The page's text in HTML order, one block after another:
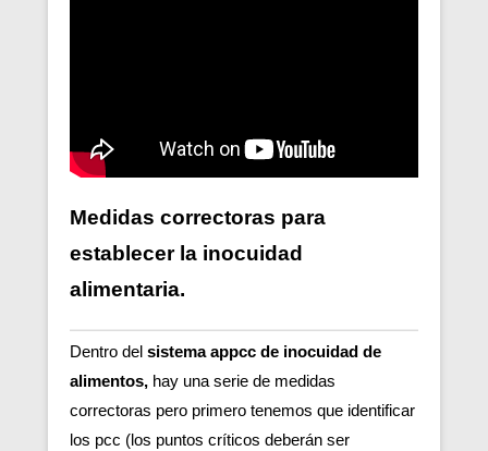
Medidas correctoras para
establecer la inocuidad
alimentaria.
Dentro del sistema appcc de inocuidad de
alimentos, hay una serie de medidas
correctoras pero primero tenemos que identificar
los pcc (los puntos críticos deberán ser